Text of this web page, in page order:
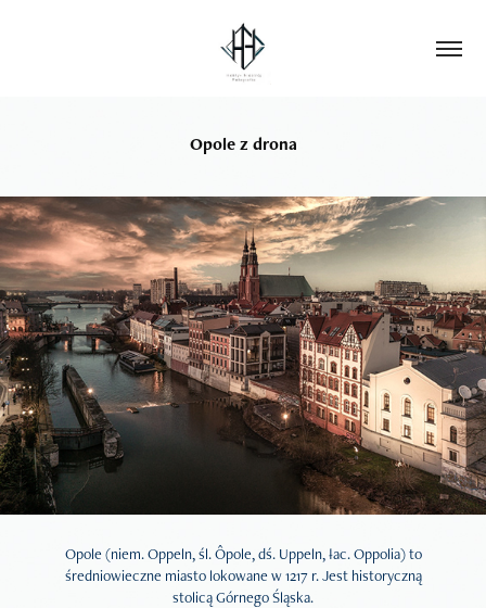
Opole z drona
Opole (niem. Oppeln, śl. Ôpole, dś. Uppeln, łac. Oppolia) to
średniowieczne miasto lokowane w 1217 r. Jest historyczną
stolicą Górnego Śląska.